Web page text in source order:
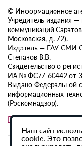
© Информационное
Учредитель издания
коммуникаций
Московская, д. 72).
Издатель — ГАУ СМИ
Степанов В.В.
Свидетельство о
ИА № ФС77-60442 от
Выдано Федеральной
информационных
(Роскомнадзор).
Политика в
Наш сайт
cookie. Это